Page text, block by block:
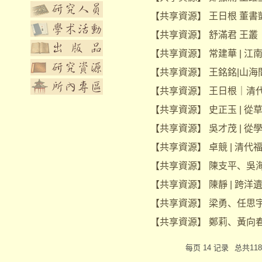
【共享資源】
王日根 董書
【共享資源】 舒滿君 王叢
【共享資源】 常建華 | 江
【共享資源】
王銘銘|山海
【共享資源】
王日根｜清
【共享資源】
史正玉 | 從
【共享資源】 吳才茂 | 從
【共享資源】 卓競 | 清代
【共享資源】
陳支平、吳
【共享資源】
陳靜 | 跨洋
【共享資源】 梁勇、任思
【共享資源】 鄭莉、黃向
每页 14 记录 总共